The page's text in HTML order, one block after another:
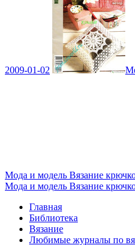
2009-01-02
Мода и модель Вязание
Мода и модель Вязание
Главная
Библиотека
Вязание
Любимые журналы по